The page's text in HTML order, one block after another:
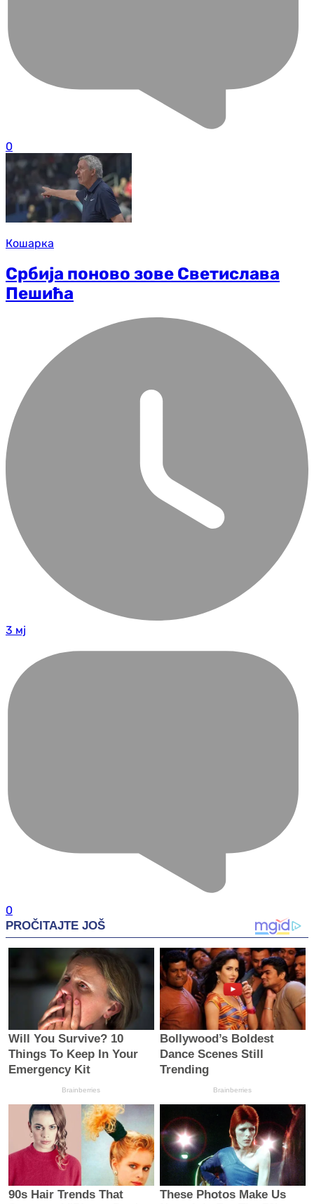
0
Кошарка
Србија поново зове Светислава
Пешића
3 мј
0